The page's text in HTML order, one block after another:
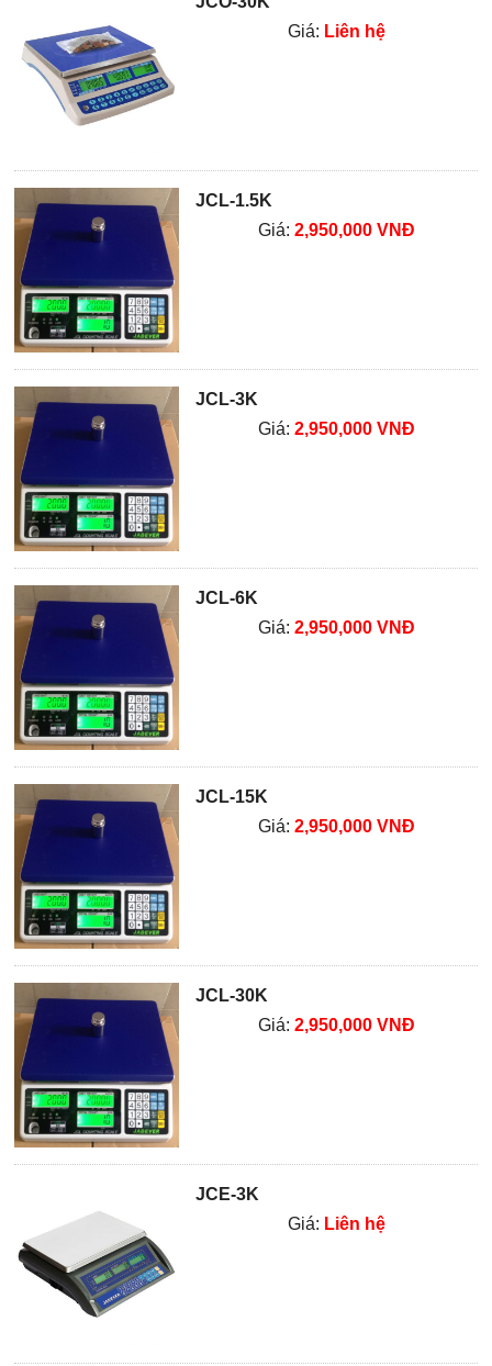
Giá: Liên hệ
JCL-1.5K
Giá: 2,950,000 VNĐ
JCL-3K
Giá: 2,950,000 VNĐ
JCL-6K
Giá: 2,950,000 VNĐ
JCL-15K
Giá: 2,950,000 VNĐ
JCL-30K
Giá: 2,950,000 VNĐ
JCE-3K
Giá: Liên hệ